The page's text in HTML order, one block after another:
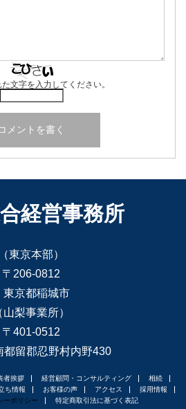
文字を入力してください。
経営事務所
（東京本部）
〒206-0812
京都稲城市
山梨事業所）
〒401-0512
留郡忍野村内野430
者挨拶 経営顧問・コンサルティング
相続
ち情報 お客様の声 アクセス
採用情報
ーポリシー 特定商取引法に基づく表記